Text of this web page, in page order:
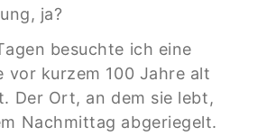
ja?
besuchte ich eine
vor kurzem 100 Jahre alt
Der Ort, an dem sie lebt,
Nachmittag abgeriegelt.